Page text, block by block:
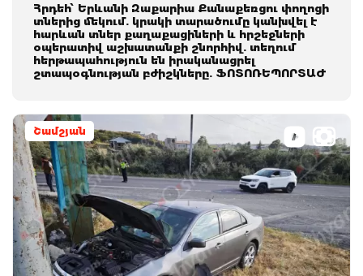
Հրդեհ՝ Երևանի Զաքարիա Քանաքեռցու փողոցի
տներից մեկում. կրակի տարածումը կանխվել է
հարևան տներ քաղաքացիների և հրշեջների
օպերատիվ աշխատանքի շնորհիվ. տեղում
հերթապահություն են իրականացրել
շտապօգնության բժիշկները. ՖՈՏՈՌԵՊՈՐՏԱԺ
Շամշյան